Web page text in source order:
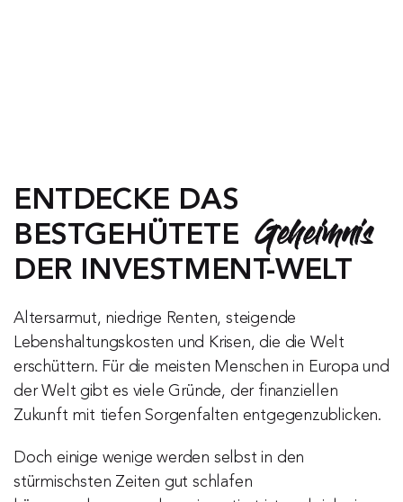
ENTDECKE DAS
BESTGEHÜTETE Geheimnis
DER INVESTMENT-WELT
Altersarmut, niedrige Renten, steigende
Lebenshaltungskosten und Krisen, die die Welt
erschüttern. Für die meisten Menschen in Europa und
der Welt gibt es viele Gründe, der finanziellen
Zukunft mit tiefen Sorgenfalten entgegenzublicken.
Doch einige wenige werden selbst in den
stürmischsten Zeiten gut schlafen